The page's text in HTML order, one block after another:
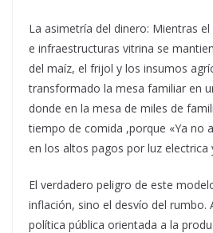
La asimetría del dinero: Mientras
e infraestructuras vitrina se
del maíz, el frijol y los insumos
transformado la mesa familiar en
donde en la mesa de miles de
tiempo de comida ,porque «Ya no
en los altos pagos por luz electrica
El verdadero peligro de este
inflación, sino el desvío del rumbo.
política pública orientada a la